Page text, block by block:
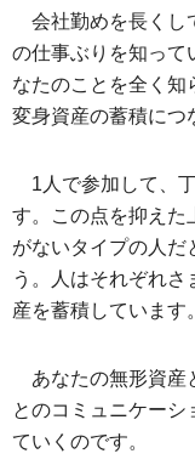
会社勤めを長くし
の仕事ぶりを知って
なたのことを全く知
変身資産の蓄積につ
1人で参加して、
す。この点を抑えた
がないタイプの人だ
う。人はそれぞれ
産を蓄積しています。
あなたの無形資産
とのコミュニケー
ていくのです。